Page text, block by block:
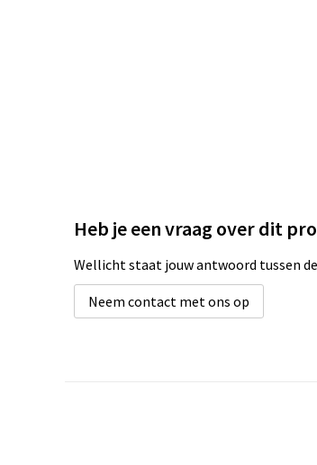
Heb je een vraag over dit
Wellicht staat jouw antwoord tussen
Neem contact met ons op